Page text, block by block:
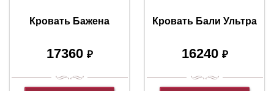
Кровать Бажена
17360 ₽
Кровать Бали Ультра
16240 ₽